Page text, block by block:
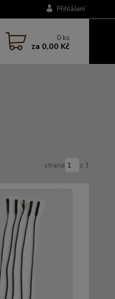
Přihlášení
0 ks
za 0,00 Kč
strana z 1